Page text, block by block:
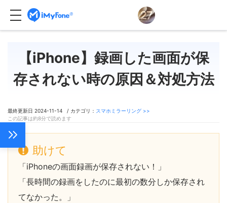
【iPhone】録画した画面が保
存されない時の原因＆対処方法
最終更新日 2024-11-14 / カテゴリ： スマホミラーリング >>
この記事は約8分で読めます
助けて
「iPhoneの画面録画が保存されない！」
「長時間の録画をしたのに最初の数分しか保存され
てなかった。」